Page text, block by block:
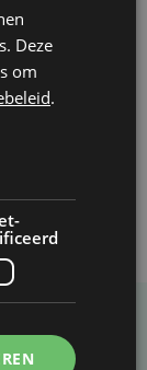
Deze
om
.